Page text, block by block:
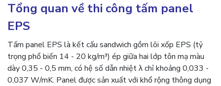
Tổng quan về thi công tấm panel
EPS
Tấm panel EPS là kết cấu sandwich gồm lõi xốp EPS (tỷ
trọng phổ biến 14 - 20 kg/m³) ép giữa hai lớp tôn mạ màu
dày 0,35 - 0,5 mm, có hệ số dẫn nhiệt λ chỉ khoảng 0,033 -
0,037 W/mK. Panel được sản xuất với khổ rộng thông dụng